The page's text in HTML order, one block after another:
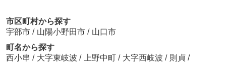
市区町村から探す
宇部市 / 山陽小野田市 / 山口市
町名から探す
西小串 / 大字東岐波 / 上野中町 / 大字西岐波 / 則貞 /